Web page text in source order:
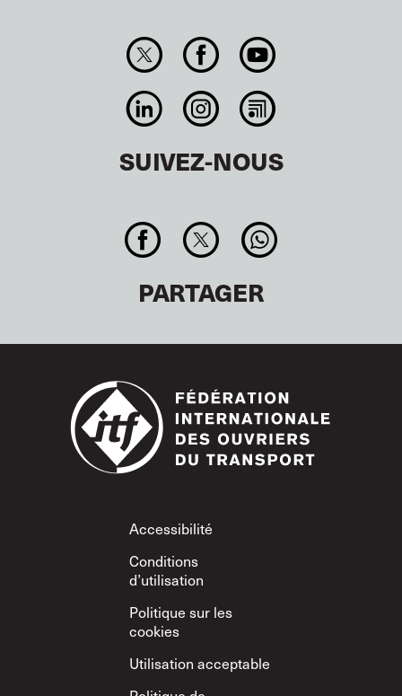
SUIVEZ-NOUS
PARTAGER
Footer
Accessibilité
Conditions
d’utilisation
Politique sur les
cookies
Utilisation acceptable